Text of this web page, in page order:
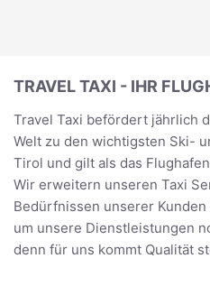
TRAVEL TAXI - IHR
Travel Taxi befördert jährlich
Welt zu den wichtigsten Ski-
Tirol und gilt als das
Wir erweitern unseren Taxi
Bedürfnissen unserer
um unsere Dienstleistungen
denn für uns kommt Qualität